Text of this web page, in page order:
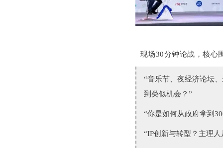
现场30分钟论战，核心
“音乐节、夜经济论坛
到类似机会？”
“你是如何从政府拿到
“IP创新与转型？主理